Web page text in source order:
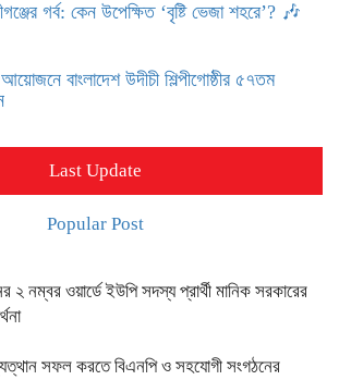
গর্ব: কেন উপেক্ষিত ‘বৃষ্টি ভেজা শহরে’? 🎶
বাংলাদেশ উদীচী শিল্পীগোষ্ঠীর ৫৭তম
Last Update
Popular Post
নম্বর ওয়ার্ডে ইউপি সদস্য প্রার্থী মানিক সরকারের
সফল করতে বিএনপি ও সহযোগী সংগঠনের